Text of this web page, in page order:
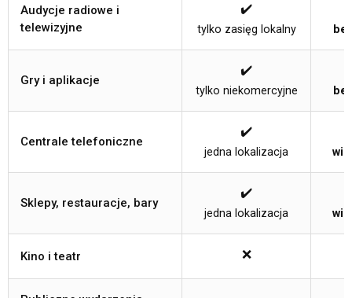
Audycje radiowe i
telewizyjne
✔️
tylko zasięg lokalny
Gry i aplikacje
✔️
tylko niekomercyjne
Centrale telefoniczne
✔️
jedna lokalizacja
Sklepy, restauracje, bary
✔️
jedna lokalizacja
Kino i teatr ❌